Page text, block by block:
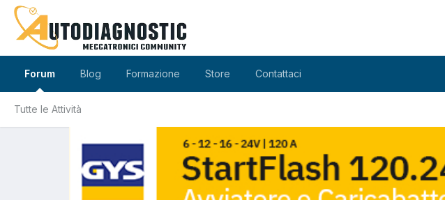
Forum
Tutte le Attività
Blog Formazione Store Contattaci